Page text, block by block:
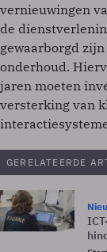
vernieuwingen
de
gewaarborgd
onderhoud.
jaren moeten
versterking van
GERELATEERDE